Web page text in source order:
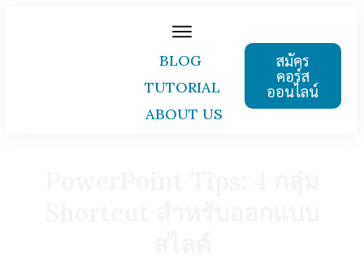
BLOG
TUTORIAL
ABOUT US
สมัคร
คอร์ส
ออนไลน์